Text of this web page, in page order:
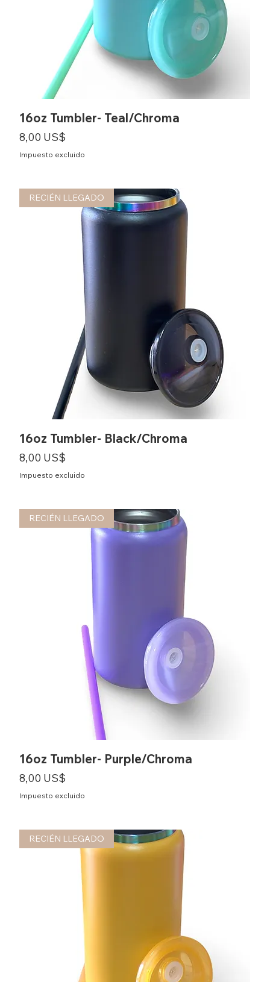
16oz Tumbler- Teal/Chroma
Precio
8,00 US$
Impuesto excluido
RECIÉN LLEGADO
16oz Tumbler- Black/Chroma
Precio
8,00 US$
Impuesto excluido
RECIÉN LLEGADO
16oz Tumbler- Purple/Chroma
Precio
8,00 US$
Impuesto excluido
RECIÉN LLEGADO